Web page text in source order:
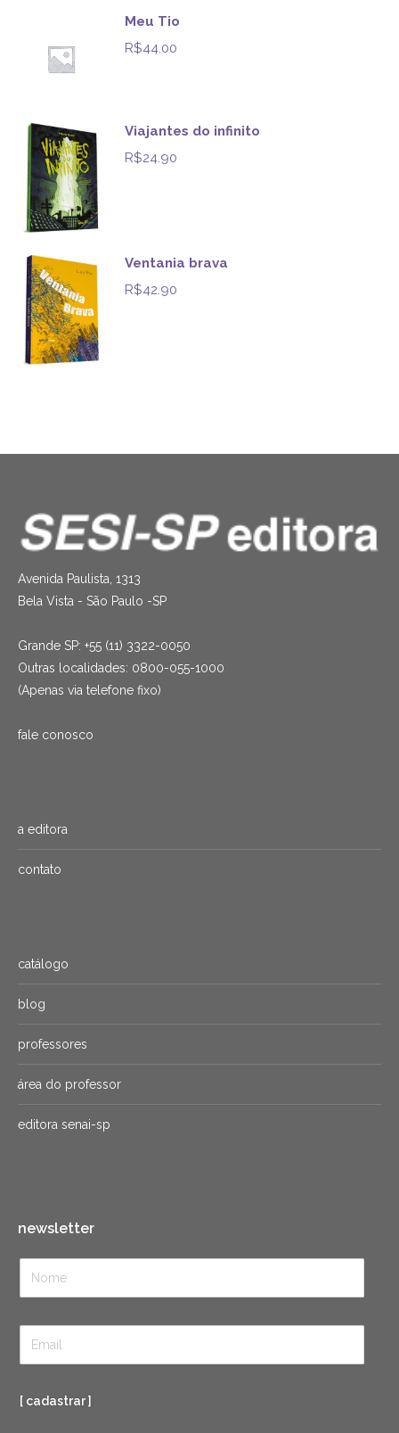
Meu Tio
R$44.00
Viajantes do infinito
R$24.90
Ventania brava
R$42.90
Avenida Paulista, 1313
Bela Vista - São Paulo -SP
Grande SP: +55 (11) 3322-0050
Outras localidades: 0800-055-1000
(Apenas via telefone fixo)
fale conosco
a editora
contato
catálogo
blog
professores
área do professor
editora senai-sp
newsletter
[ cadastrar ]